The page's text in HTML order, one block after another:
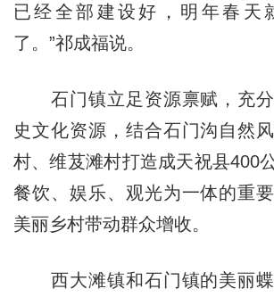
已经全部建设好，明年春天
了。”祁成福说。
石门镇立足资源禀赋，充分
史文化资源，结合石门沟自然
村、维芨滩村打造成天祝县400
餐饮、娱乐、观光为一体的重
美丽乡村带动群众增收。
西大滩镇和石门镇的美丽蝶